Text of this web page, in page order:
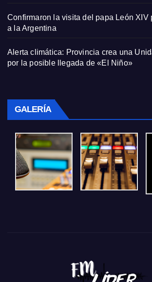
Confirmaron la visita del papa León XIV
a la Argentina
Alerta climática: Provincia crea una
por la posible llegada de «El Niño»
GALERÍA